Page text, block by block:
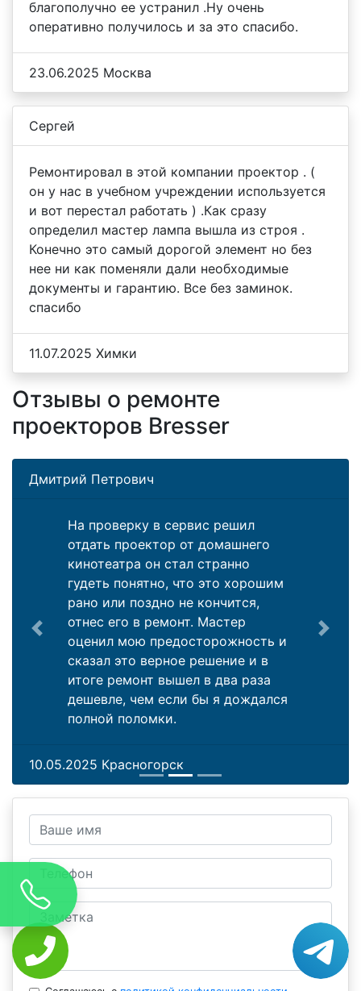
благополучно ее устранил .Ну очень
оперативно получилось и за это спасибо.
23.06.2025 Москва
Сергей
Ремонтировал в этой компании проектор . (
он у нас в учебном учреждении используется
и вот перестал работать ) .Как сразу
определил мастер лампа вышла из строя .
Конечно это самый дорогой элемент но без
нее ни как поменяли дали необходимые
документы и гарантию. Все без заминок.
спасибо
11.07.2025 Химки
Отзывы о ремонте
проекторов Bresser
Дмитрий Петрович
На проверку в сервис решил
отдать проектор от домашнего
кинотеатра он стал странно
гудеть понятно, что это хорошим
рано или поздно не кончится,
отнес его в ремонт. Мастер
оценил мою предосторожность и
сказал это верное решение и в
итоге ремонт вышел в два раза
дешевле, чем если бы я дождался
полной поломки.
10.05.2025 Красногорск
Previous Next